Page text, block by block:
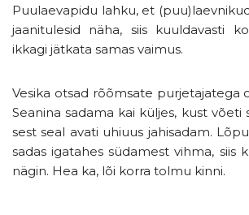
Puulaevapidu lahku, et
jaanitulesid näha, siis kuuldavasti
ikkagi jätkata samas vaimus.
Vesika otsad rõõmsate purjetajatega
Seanina sadama kai küljes, kust
sest seal avati uhiuus jahisadam.
sadas igatahes südamest vihma, siis
nägin. Hea ka, lõi korra tolmu kinni.